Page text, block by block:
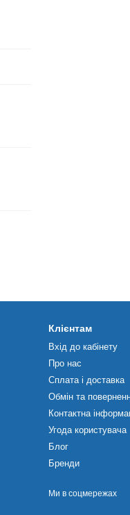
Клієнтам
Вхід до кабінету
Про нас
Сплата і доставка
Обмін та
Контактна
Угода користувача
Блог
Бренди
Ми в соцмережах